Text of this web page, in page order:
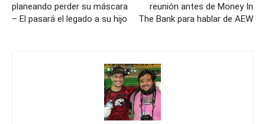
planeando perder su máscara
– El pasará el legado a su hijo
reunión antes de Money In
The Bank para hablar de AEW